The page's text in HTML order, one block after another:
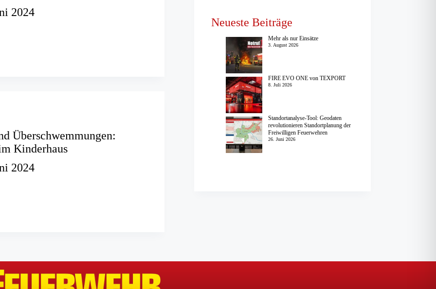
2024
Überschwemmungen:
Kinderhaus
2024
Neueste Beiträge
Mehr als nur Einsätze
3. August 2026
FIRE EVO ONE von TEXPORT
8. Juli 2026
Standortanalyse-Tool: Geodaten
revolutionieren Standortplanung der
Freiwilligen Feuerwehren
26. Juni 2026